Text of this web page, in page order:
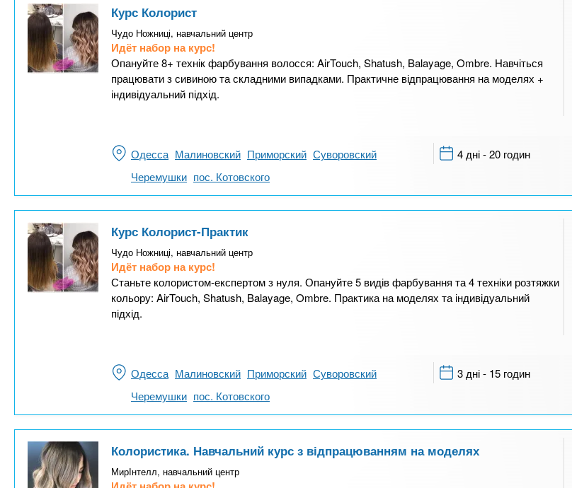
Курс Колорист
Чудо Ножниці, навчальний центр
Идёт набор на курс!
Опануйте 8+ технік фарбування волосся: AirTouch, Shatush, Balayage, Ombre. Навчіться
працювати з сивиною та складними випадками. Практичне відпрацювання на моделях +
індивідуальний підхід.
Одесса Малиновский Приморский Суворовский
Черемушки пос. Котовского
4 дні - 20 годин
Курс Колорист-Практик
Чудо Ножниці, навчальний центр
Идёт набор на курс!
Станьте колористом-експертом з нуля. Опануйте 5 видів фарбування та 4 техніки розтяжки
кольору: AirTouch, Shatush, Balayage, Ombre. Практика на моделях та індивідуальний
підхід.
Одесса Малиновский Приморский Суворовский
Черемушки пос. Котовского
3 дні - 15 годин
Колористика. Навчальний курс з відпрацюванням на моделях
МирІнтелл, навчальний центр